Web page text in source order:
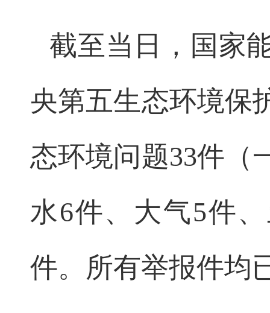
截至当日，国家
央第五生态环境保
态环境问题33件（
水6件、大气5件
件。所有举报件均